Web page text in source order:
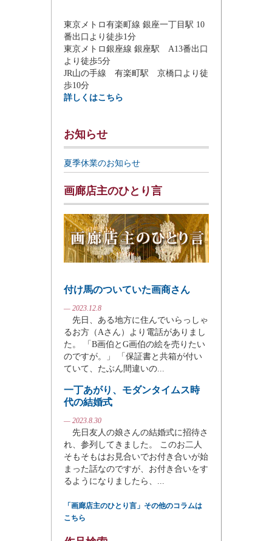
東京メトロ有楽町線 銀座一丁目駅 10
番出口より徒歩1分
東京メトロ銀座線 銀座駅 A13番出口
より徒歩5分
JR山の手線 有楽町駅 京橋口より徒
歩10分
詳しくはこちら
お知らせ
夏季休業のお知らせ
画廊店主のひとり言
付け馬のついていた画商さん
— 2023.12.8
先日、ある地方に住んでいらっしゃ
るお方（Aさん）より電話がありまし
た。 「B画伯とG画伯の絵を売りたい
のですが。」 「保証書と共箱が付い
ていて、たぶん間違いの...
一丁あがり、モダンタイムス時
代の結婚式
— 2023.8.30
先日友人の娘さんの結婚式に招待さ
れ、参列してきました。 このお二人
そもそもはお見合いでお付き合いが始
まった話なのですが、お付き合いをす
るようになりましたら、...
「画廊店主のひとり言」その他のコラムは
こちら